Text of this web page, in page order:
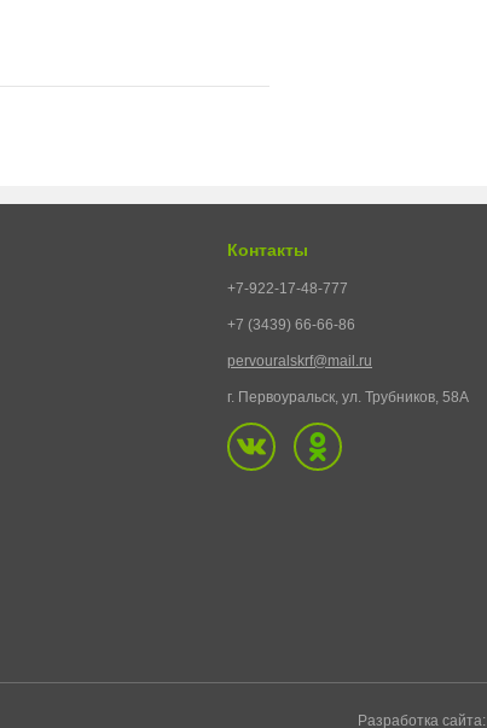
Контакты
+7-922-17-48-777
+7 (3439) 66-66-86
pervouralskrf@mail.ru
г. Первоуральск, ул. Трубников, 58А
Разработка сайта: